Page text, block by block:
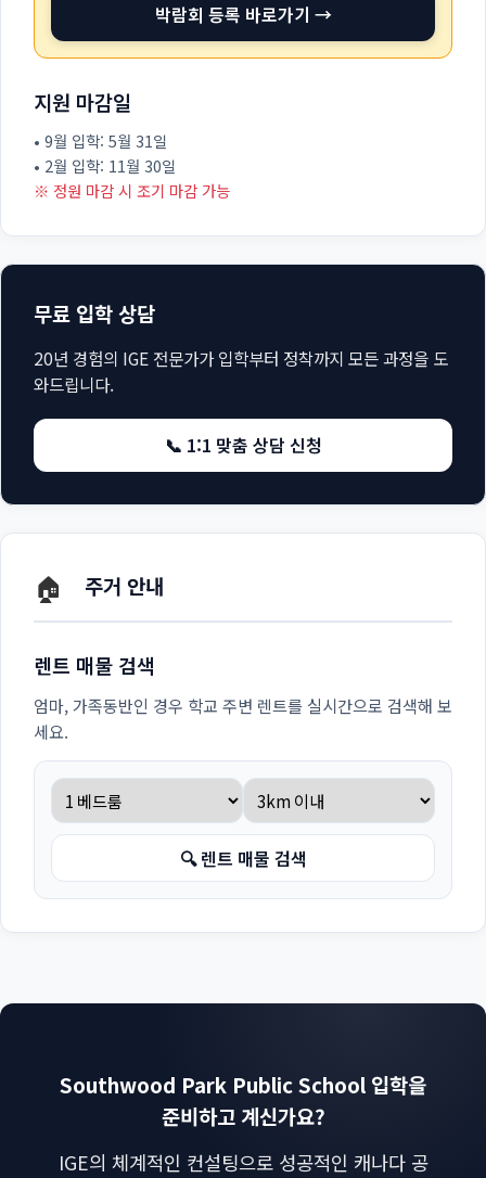
박람회 등록 바로가기 →
지원 마감일
• 9월 입학: 5월 31일
• 2월 입학: 11월 30일
※ 정원 마감 시 조기 마감 가능
무료 입학 상담
20년 경험의 IGE 전문가가 입학부터 정착까지 모든 과정을 도
와드립니다.
📞 1:1 맞춤 상담 신청
🏠 주거 안내
렌트 매물 검색
엄마, 가족동반인 경우 학교 주변 렌트를 실시간으로 검색해 보
세요.
🔍 렌트 매물 검색
Southwood Park Public School 입학을
준비하고 계신가요?
IGE의 체계적인 컨설팅으로 성공적인 캐나다 공